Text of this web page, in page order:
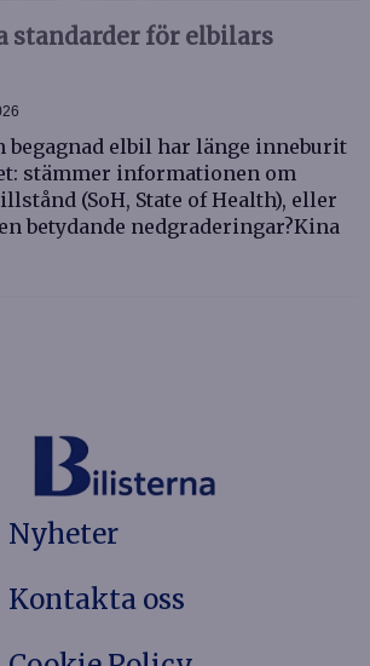
standarder för elbilars
begagnad elbil har länge inneburit
stämmer informationen om
(SoH, State of Health), eller
betydande nedgraderingar?Kina
Nyheter
Kontakta oss